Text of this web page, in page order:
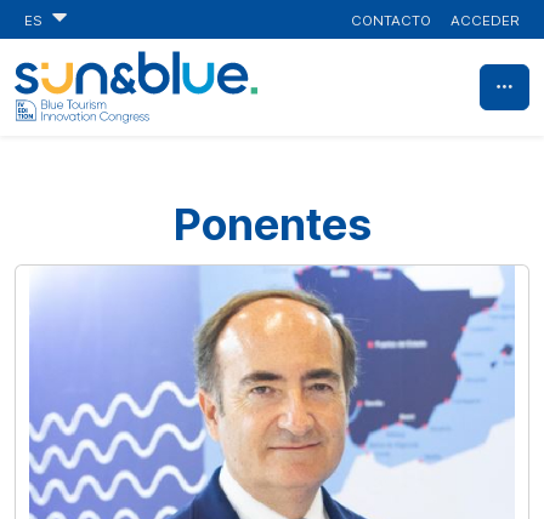
ES CONTACTO ACCEDER
Ponentes